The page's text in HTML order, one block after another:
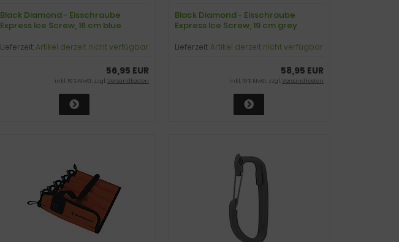
Black Diamond - Eisschraube
Express Ice Screw, 16 cm blue
Lieferzeit:Artikel derzeit nicht verfügbar
56,95 EUR
inkl. 19 % MwSt. zzgl.Versandkosten
Black Diamond - Eisschraube
Express Ice Screw, 19 cm grey
Lieferzeit:Artikel derzeit nicht verfügbar
58,95 EUR
inkl. 19 % MwSt. zzgl.Versandkosten